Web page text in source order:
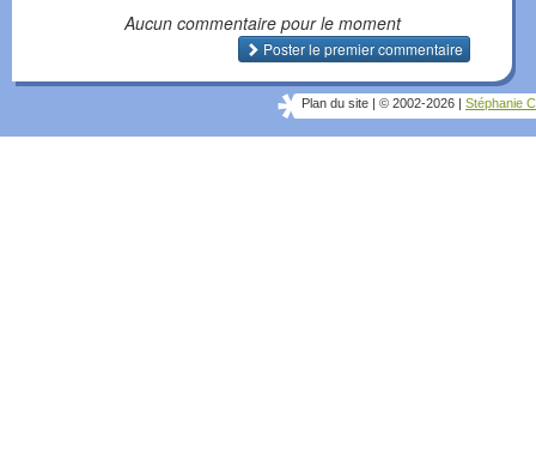
Aucun commentaire pour le moment
Poster le premier commentaire
Plan du site | © 2002-2026 | Stéphanie C